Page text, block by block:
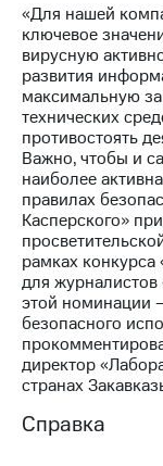
развитие
деловая этика
На главную
«Для нашей
ключевое
вирусную
развития
максимальную
технических
противостоять
Важно, чтобы и
наиболее
правилах
Касперского»
рамках
для журналистов
этой номинации
безопасного
директор
странах
Справка